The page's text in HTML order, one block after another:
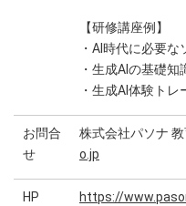
【研修講座例】
・AI時代に必要
・生成AIの基礎知
・生成AI体験トレ
お問合
せ
株式会社パソナ
o.jp
HP
https://